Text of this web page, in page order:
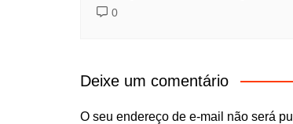
0
Deixe um comentário
O seu endereço de e-mail não será